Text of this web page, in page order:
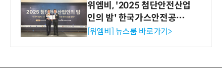
위엠비, '2025 첨단안전산업
인의 밤' 한국가스안전공사
사장상 수상
[위엠비] 뉴스룸 바로가기>